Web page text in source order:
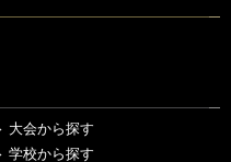
大会から探す
学校から探す